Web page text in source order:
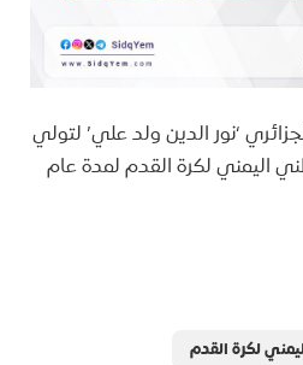
‘نور الدين ولد علي’ لتولي
اليمني لكرة القدم لمدة عام
لكرة القدم